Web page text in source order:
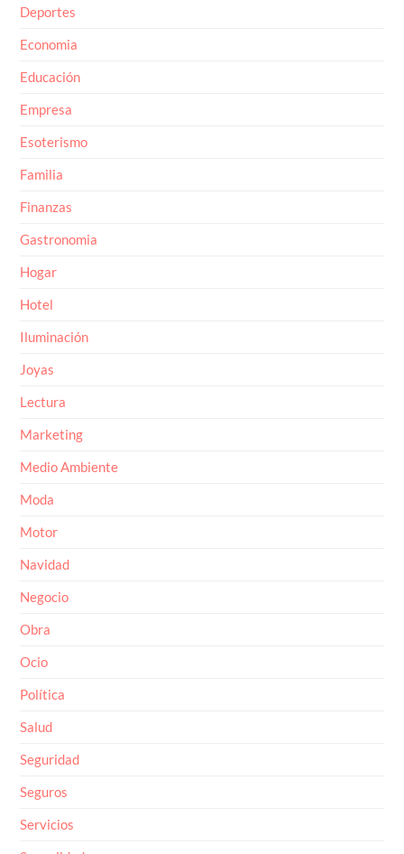
Deportes
Economia
Educación
Empresa
Esoterismo
Familia
Finanzas
Gastronomia
Hogar
Hotel
Iluminación
Joyas
Lectura
Marketing
Medio Ambiente
Moda
Motor
Navidad
Negocio
Obra
Ocio
Política
Salud
Seguridad
Seguros
Servicios